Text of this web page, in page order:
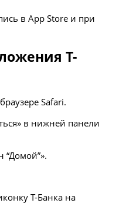
в App Store и при
Т-
Safari.
в нижней панели
“Домой”».
Т-Банка на